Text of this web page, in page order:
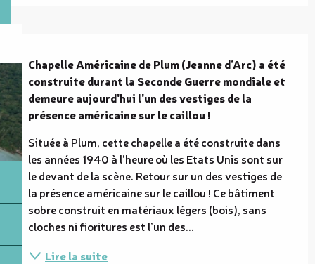
Chapelle Américaine de Plum (Jeanne d’Arc) a été
construite durant la Seconde Guerre mondiale et
demeure aujourd'hui l'un des vestiges de la
présence américaine sur le caillou !
Située à Plum, cette chapelle a été construite dans
les années 1940 à l’heure où les Etats Unis sont sur
le devant de la scène. Retour sur un des vestiges de
la présence américaine sur le caillou ! Ce bâtiment
sobre construit en matériaux légers (bois), sans
cloches ni fioritures est l’un des...
Lire la suite